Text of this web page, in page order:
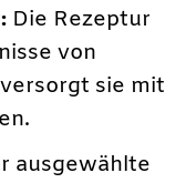
Die Rezeptur
von
sie mit
ausgewählte